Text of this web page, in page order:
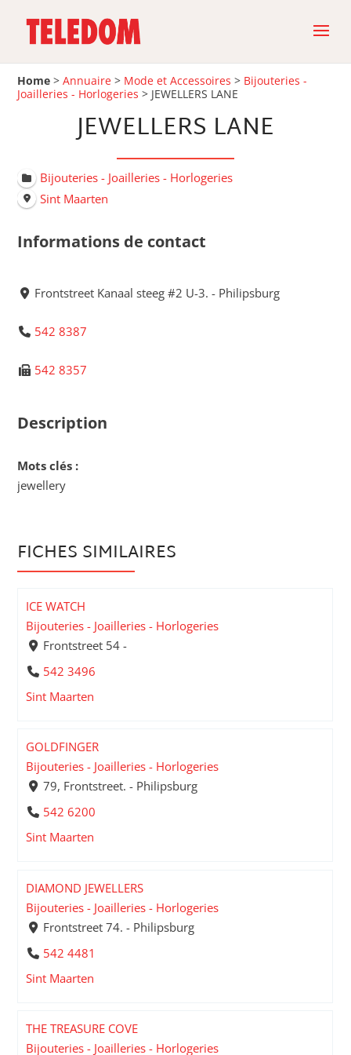
Home >Annuaire > Mode et Accessoires > Bijouteries -
Joailleries - Horlogeries > JEWELLERS LANE
JEWELLERS LANE
Bijouteries - Joailleries - Horlogeries
Sint Maarten
Informations de contact
Frontstreet Kanaal steeg #2 U-3. - Philipsburg
542 8387
542 8357
Description
Mots clés :
jewellery
FICHES SIMILAIRES
ICE WATCH
Bijouteries - Joailleries - Horlogeries
Frontstreet 54 -
542 3496
Sint Maarten
GOLDFINGER
Bijouteries - Joailleries - Horlogeries
79, Frontstreet. - Philipsburg
542 6200
Sint Maarten
DIAMOND JEWELLERS
Bijouteries - Joailleries - Horlogeries
Frontstreet 74. - Philipsburg
542 4481
Sint Maarten
THE TREASURE COVE
Bijouteries - Joailleries - Horlogeries